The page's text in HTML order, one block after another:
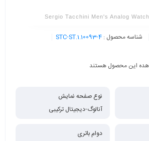
Sergio Tacchini Men's Analog
شناسه محصول : STC-ST.1.10093-4
این محصول هستند
نوع صفحه نمایش
آنالوگ-دیجیتال ترکیبی
دوام باتری